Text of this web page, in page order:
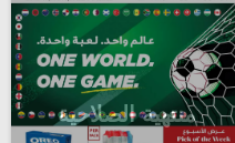
منتهية الصلاحية